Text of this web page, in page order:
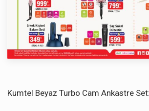
Kumtel Beyaz Turbo Cam Ankastre